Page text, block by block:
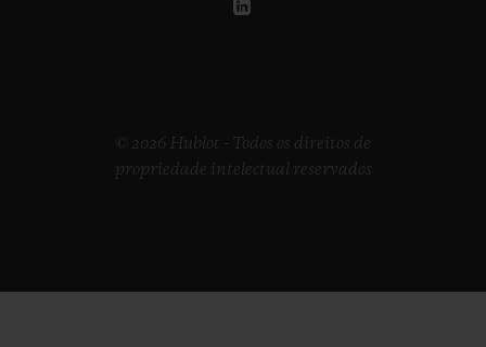
© 2026 Hublot - Todos os direitos de
propriedade intelectual reservados